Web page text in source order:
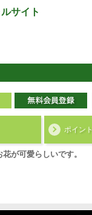
サイト
ポイント
が可愛らしいです。